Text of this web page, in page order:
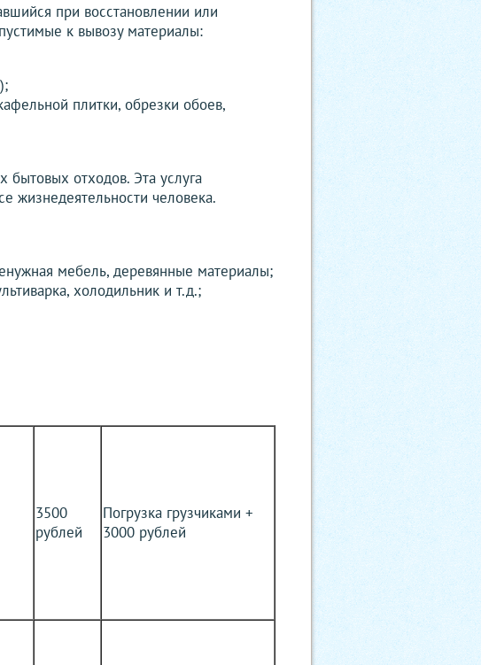
при восстановлении или
к вывозу материалы:
плитки, обрезки обоев,
отходов. Эта услуга
жизнедеятельности человека.
мебель, деревянные материалы;
холодильник и т.д.;
3500
рублей
Погрузка грузчиками +
3000 рублей